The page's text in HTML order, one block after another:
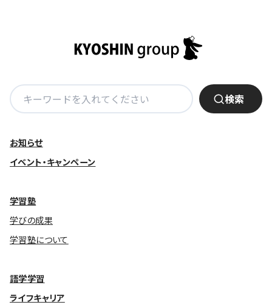
検
索:
検索
お知らせ
イベント・キャンペーン
学習塾
学びの成果
学習塾について
語学学習
ライフキャリア